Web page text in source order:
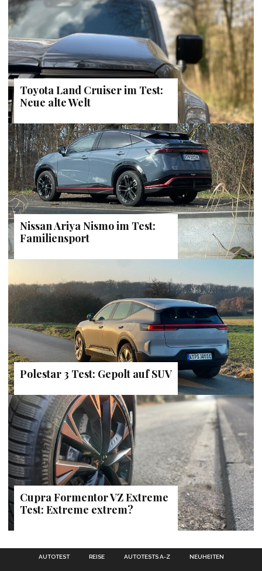
Toyota Land Cruiser im Test:
Neue alte Welt
Nissan Ariya Nismo im Test:
Familiensport
Polestar 3 Test: Gepolt auf SUV
Cupra Formentor VZ Extreme
Test: Extreme extrem?
AUTOTEST REISE AUTOTESTS A-Z NEUHEITEN